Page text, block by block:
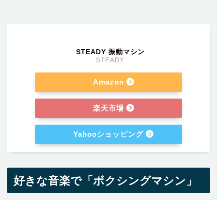
STEADY 振動マシン
STEADY
Amazon
楽天市場
Yahooショッピング
好きな音楽で「ボクシングマシン」